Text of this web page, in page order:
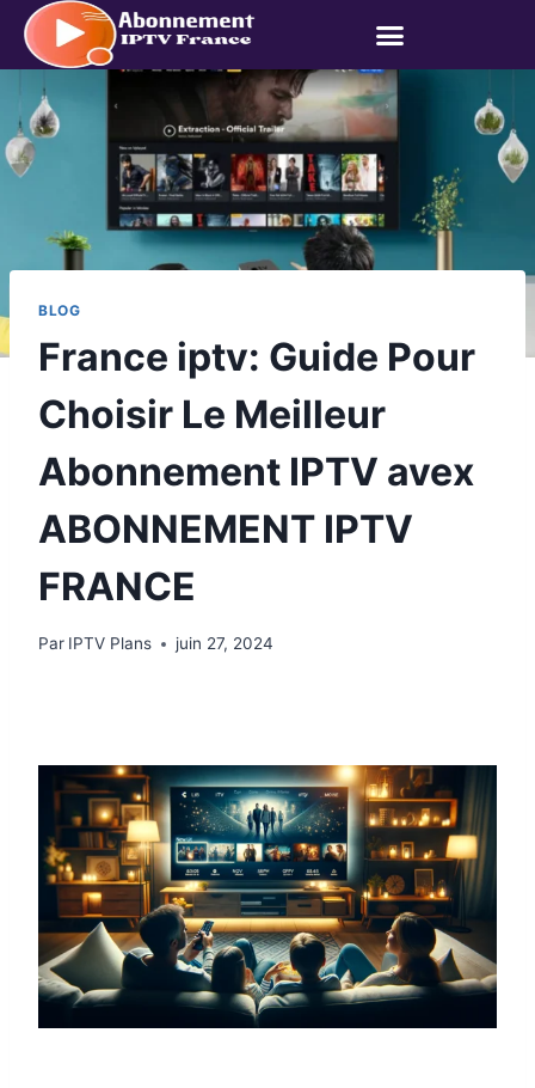
BLOG
France iptv: Guide Pour
Choisir Le Meilleur
Abonnement IPTV avex
ABONNEMENT IPTV
FRANCE
Par IPTV Plans juin 27, 2024